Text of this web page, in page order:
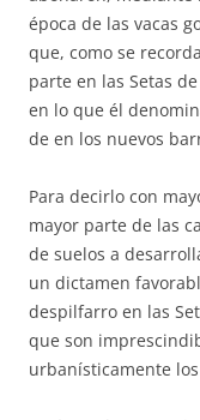
época de las vacas
que, como se
parte en las Setas
en lo que él
de en los nuevos
Para decirlo con
mayor parte de las
de suelos a
un dictamen
despilfarro en las
que son
urbanísticamente